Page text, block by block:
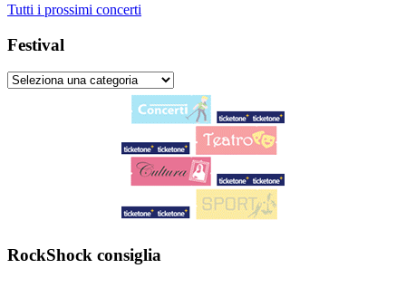
Tutti i prossimi concerti
Festival
RockShock consiglia